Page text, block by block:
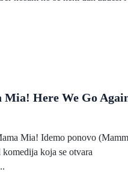
Here We Go
Mia! Idemo ponovo
koja se otvara